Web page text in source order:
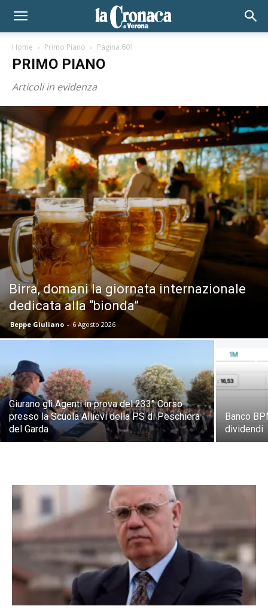
Home Primo Piano Pagina 601
PRIMO PIANO
Articoli in evidenza
Birra, domani la giornata internazionale
dedicata alla “bionda”
Beppe Giuliano - 6 Agosto 2026
Giurano gli Agenti in prova del 233° Corso
presso la Scuola Allievi della PS di Peschiera
del Garda
Banco
dividendi